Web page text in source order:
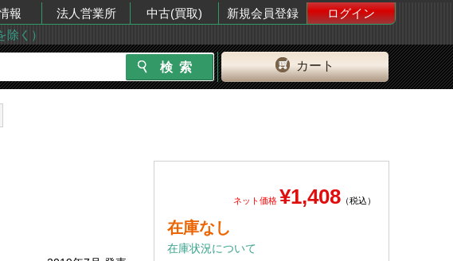
報 法人営業所 中古(買取) 新規会員登録
ログイン
く）
カート
ネット価格 ¥1,408 （税込）
在庫なし
在庫状況について